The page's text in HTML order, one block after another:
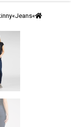
»
Jeans
»